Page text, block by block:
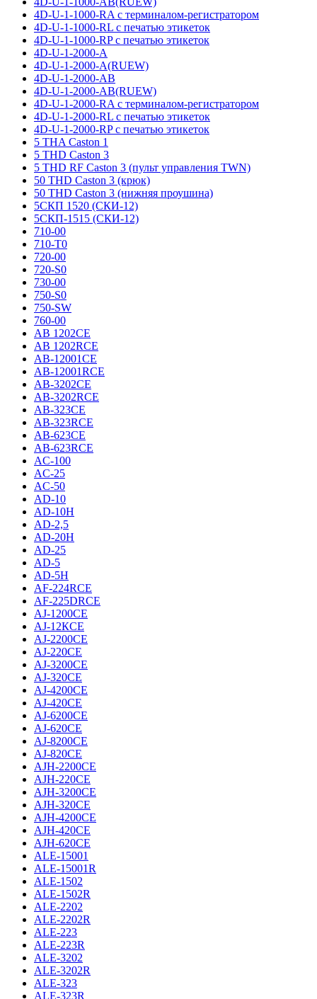
4D-U-1-1000-RA с терминалом-регистратором
4D-U-1-1000-RL с печатью этикеток
4D-U-1-1000-RP с печатью этикеток
4D-U-1-2000-A
4D-U-1-2000-A(RUEW)
4D-U-1-2000-AB
4D-U-1-2000-AB(RUEW)
4D-U-1-2000-RA с терминалом-регистратором
4D-U-1-2000-RL с печатью этикеток
4D-U-1-2000-RP с печатью этикеток
5 THA Caston 1
5 THD Caston 3
5 THD RF Caston 3 (пульт управления TWN)
50 THD Caston 3 (крюк)
50 THD Caston 3 (нижняя проушина)
5СКП 1520 (СКИ-12)
5СКП-1515 (СКИ-12)
710-00
710-T0
720-00
720-S0
730-00
750-S0
750-SW
760-00
AB 1202CE
AB 1202RCE
AB-12001CE
AB-12001RCE
AB-3202CE
AB-3202RCE
AB-323CE
AB-323RCE
AB-623CE
AB-623RCE
AC-100
AC-25
AC-50
AD-10
AD-10H
AD-2,5
AD-20H
AD-25
AD-5
AD-5H
AF-224RCE
AF-225DRCE
AJ-1200CE
AJ-12КCE
AJ-2200CE
AJ-220CE
AJ-3200CE
AJ-320CE
AJ-4200CE
AJ-420CE
AJ-6200CE
AJ-620CE
AJ-8200CE
AJ-820CE
AJH-2200CE
AJH-220CE
AJH-3200CE
AJH-320CE
AJH-4200CE
AJH-420CE
AJH-620CE
ALE-15001
ALE-15001R
ALE-1502
ALE-1502R
ALE-2202
ALE-2202R
ALE-223
ALE-223R
ALE-3202
ALE-3202R
ALE-323
ALE-323R